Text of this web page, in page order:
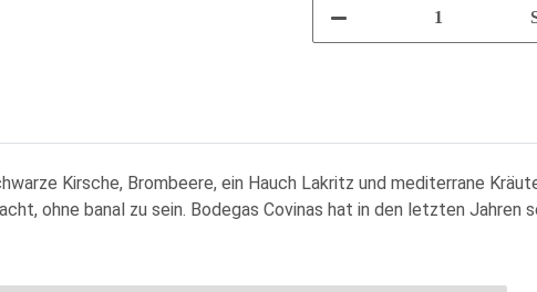
Kirsche, Brombeere, ein Hauch Lakritz und mediterrane
ohne banal zu sein. Bodegas Covinas hat in den letzten